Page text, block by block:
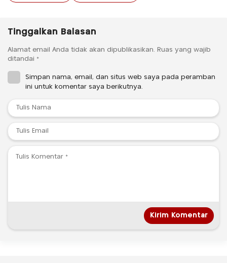
Tinggalkan Balasan
Alamat email Anda tidak akan dipublikasikan. Ruas yang wajib
ditandai *
Simpan nama, email, dan situs web saya pada peramban
ini untuk komentar saya berikutnya.